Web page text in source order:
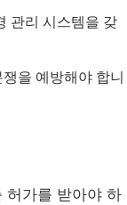
관리 시스템을 갖
을 예방해야 합니
허가를 받아야 하